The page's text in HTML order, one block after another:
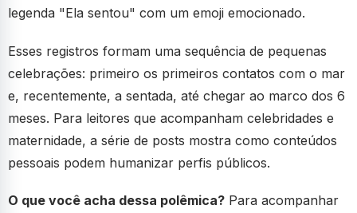
legenda "Ela sentou" com um emoji emocionado.
Esses registros formam uma sequência de pequenas
celebrações: primeiro os primeiros contatos com o mar
e, recentemente, a sentada, até chegar ao marco dos 6
meses. Para leitores que acompanham celebridades e
maternidade, a série de posts mostra como conteúdos
pessoais podem humanizar perfis públicos.
O que você acha dessa polêmica? Para acompanhar